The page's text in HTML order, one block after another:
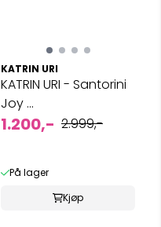
KATRIN URI
KATRIN URI - Santorini
Joy ...
1.200,- 2.999,-
På lager
Kjøp